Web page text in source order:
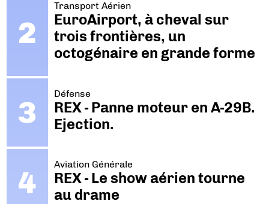
Transport Aérien
EuroAirport, à cheval sur
trois frontières, un
octogénaire en grande forme
Défense
REX - Panne moteur en A-29B.
Ejection.
Aviation Générale
REX - Le show aérien tourne
au drame